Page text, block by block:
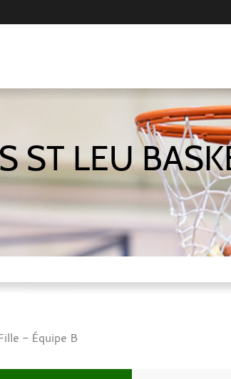
ST LEU
- Équipe B